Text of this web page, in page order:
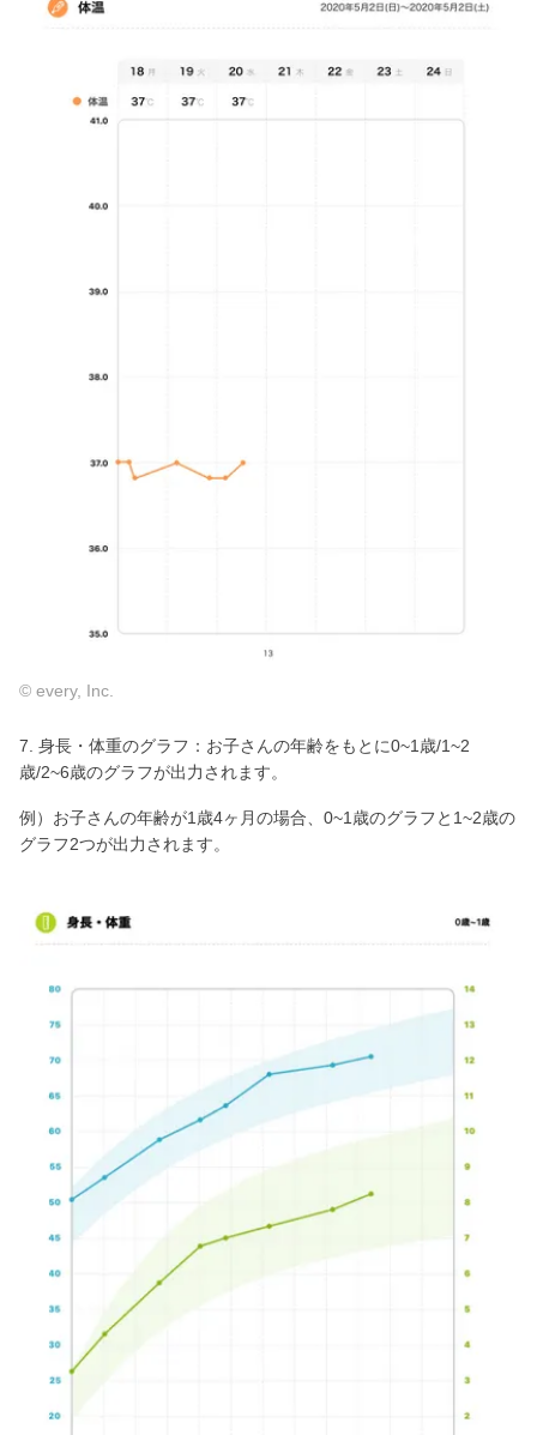
© every, Inc.
7. 身長・体重のグラフ：お子さんの年齢をもとに0~1歳/1~2
歳/2~6歳のグラフが出力されます。
例）お子さんの年齢が1歳4ヶ月の場合、0~1歳のグラフと1~2歳の
グラフ2つが出力されます。